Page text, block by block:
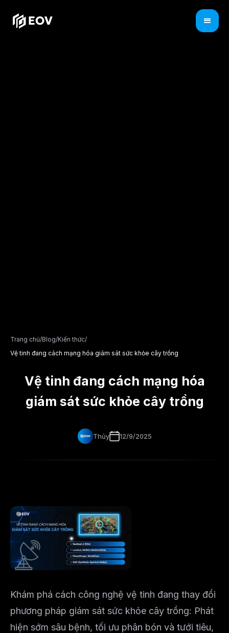
Trang chủ/Blog/Kiến thức/
Vệ tinh đang cách mạng hóa giám sát sức khỏe cây trồng
Vệ tinh đang cách mạng hóa
giám sát sức khỏe cây trồng
Thủy 12/9/2025
Khám phá cách công nghệ vệ tinh đang thay đổi
phương pháp giám sát sức khỏe cây trồng: Phát
hiện sớm sâu bệnh, tối ưu phân bón và tưới tiêu,